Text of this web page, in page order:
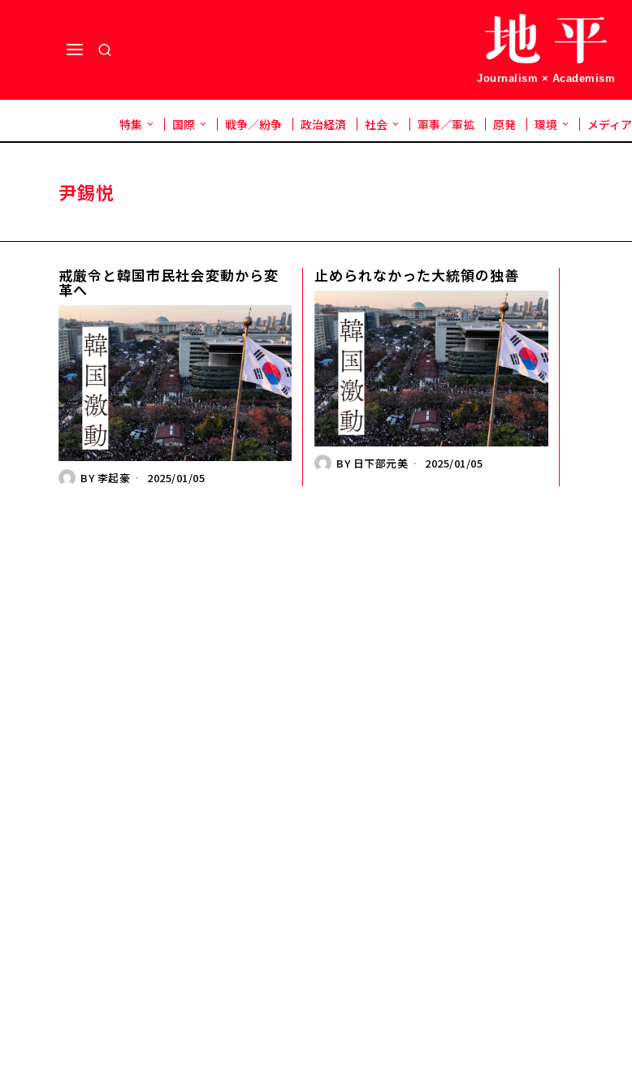
Journalism × Academism
特集 国際 戦争／紛争 政治経済 社会 軍事／軍拡 原発 環境 メディア
尹錫悦
戒厳令と韓国市民社会――変動から変
革へ
BY李起豪 2025/01/05
止められなかった大統領の独善
BY 日下部元美 2025/01/05